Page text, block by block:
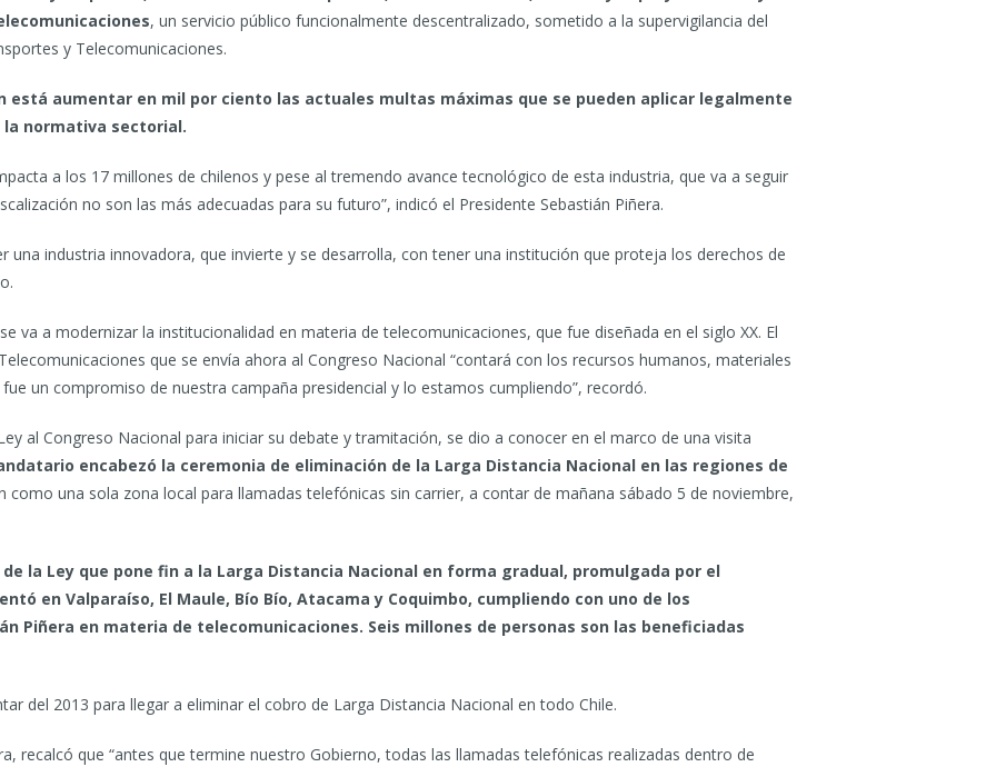
, un servicio público funcionalmente descentralizado, sometido a la supervigilancia del
y Telecomunicaciones.
está aumentar en mil por ciento las actuales multas máximas que se pueden aplicar legalmente
normativa sectorial.
a los 17 millones de chilenos y pese al tremendo avance tecnológico de esta industria, que va a seguir
no son las más adecuadas para su futuro”, indicó el Presidente Sebastián Piñera.
una industria innovadora, que invierte y se desarrolla, con tener una institución que proteja los derechos de
va a modernizar la institucionalidad en materia de telecomunicaciones, que fue diseñada en el siglo XX. El
que se envía ahora al Congreso Nacional “contará con los recursos humanos, materiales
fue un compromiso de nuestra campaña presidencial y lo estamos cumpliendo”, recordó.
al Congreso Nacional para iniciar su debate y tramitación, se dio a conocer en el marco de una visita
encabezó la ceremonia de eliminación de la Larga Distancia Nacional en las regiones de
como una sola zona local para llamadas telefónicas sin carrier, a contar de mañana sábado 5 de noviembre,
la Ley que pone fin a la Larga Distancia Nacional en forma gradual, promulgada por el
en Valparaíso, El Maule, Bío Bío, Atacama y Coquimbo, cumpliendo con uno de los
Piñera en materia de telecomunicaciones. Seis millones de personas son las beneficiadas
del 2013 para llegar a eliminar el cobro de Larga Distancia Nacional en todo Chile.
recalcó que “antes que termine nuestro Gobierno, todas las llamadas telefónicas realizadas dentro de